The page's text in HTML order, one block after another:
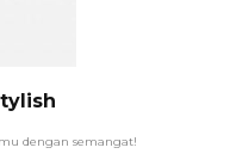
dengan semangat!